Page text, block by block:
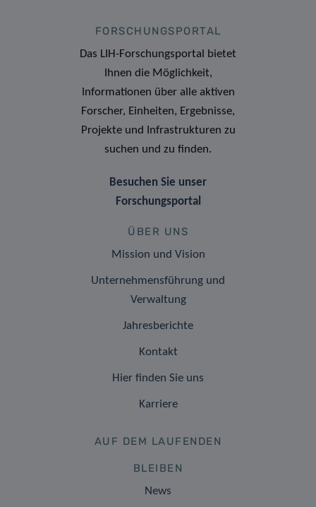
FORSCHUNGSPORTAL
Das LIH-Forschungsportal bietet
Ihnen die Möglichkeit,
Informationen über alle aktiven
Forscher, Einheiten, Ergebnisse,
Projekte und Infrastrukturen zu
suchen und zu finden.
Besuchen Sie unser
Forschungsportal
ÜBER UNS
Mission und Vision
Unternehmensführung und
Verwaltung
Jahresberichte
Kontakt
Hier finden Sie uns
Karriere
AUF DEM LAUFENDEN
BLEIBEN
News